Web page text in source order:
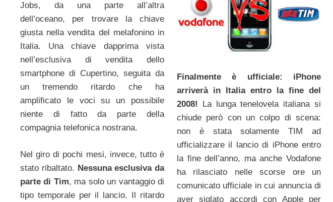
Jobs, da una parte all’altra
dell’oceano, per trovare la chiave
giusta nella vendita del melafonino in
Italia. Una chiave dapprima vista
nell’esclusiva di vendita dello
smartphone di Cupertino, seguita da
un tremendo ritardo che ha
amplificato le voci su un possibile
niente di fatto da parte della
compagnia telefonica nostrana.
Nel giro di pochi mesi, invece, tutto è
stato ribaltato. Nessuna esclusiva da
parte di Tim, ma solo un vantaggio di
tipo temporale per il lancio. Il ritardo
Finalmente è ufficiale: iPhone
arriverà in Italia entro la fine del
2008!
La lunga tenelovela italiana si
chiude però con un colpo di scena:
non è stata solamente TIM ad
ufficializzare il lancio di iPhone entro
la fine dell’anno, ma anche Vodafone
ha rilasciato nelle scorse ore un
comunicato ufficiale in cui annuncia di
aver siglato accordi con Apple per